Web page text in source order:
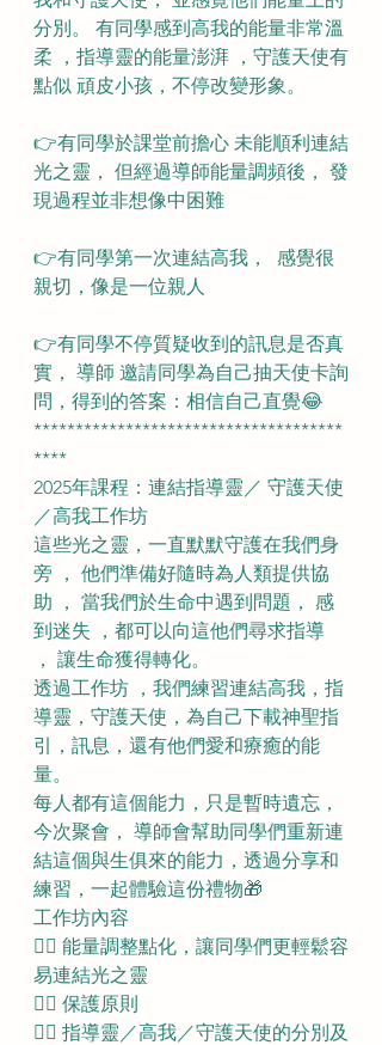
分別。 有同學感到高我的能量非常溫
柔 ，指導靈的能量澎湃 ，守護天使有
點似 頑皮小孩，不停改變形象。
👉有同學於課堂前擔心 未能順利連結
光之靈， 但經過導師能量調頻後， 發
現過程並非想像中困難
👉有同學第一次連結高我，  感覺很
親切，像是一位親人
👉有同學不停質疑收到的訊息是否真
實， 導師 邀請同學為自己抽天使卡詢
問，得到的答案：相信自己直覺😂
*************************************
****
2025年課程：連結指導靈／ 守護天使
／高我工作坊
這些光之靈，一直默默守護在我們身
旁 ， 他們準備好隨時為人類提供協
助 ， 當我們於生命中遇到問題， 感
到迷失 ，都可以向這他們尋求指導
， 讓生命獲得轉化。
透過工作坊 ，我們練習連結高我，指
導靈，守護天使，為自己下載神聖指
引，訊息，還有他們愛和療癒的能
量。
每人都有這個能力，只是暫時遺忘，
今次聚會， 導師會幫助同學們重新連
結這個與生俱來的能力，透過分享和
練習，一起體驗這份禮物🎁
工作坊內容
👉🏻 能量調整點化，讓同學們更輕鬆容
易連結光之靈
👉🏻 保護原則
👉🏻 指導靈／高我／守護天使的分別及